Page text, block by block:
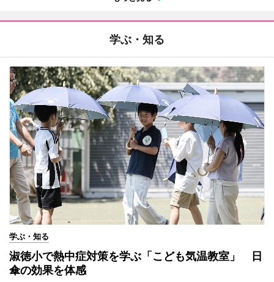
学ぶ・知る
学ぶ・知る
淑徳小で熱中症対策を学ぶ「こども気温教室」 日
傘の効果を体感